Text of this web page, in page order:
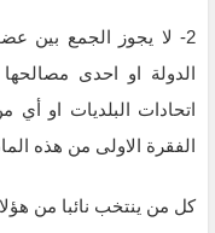
2- لا يجوز الجمع بين
الدولة او احدى
اتحادات البلديات او
الفقرة الاولى من هذه
كل من ينتخب نائبا من